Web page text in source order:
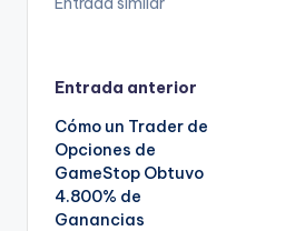
Navegación
de
entradas
Entrada anterior
Cómo un Trader de
Opciones de
GameStop Obtuvo
4.800% de
Ganancias